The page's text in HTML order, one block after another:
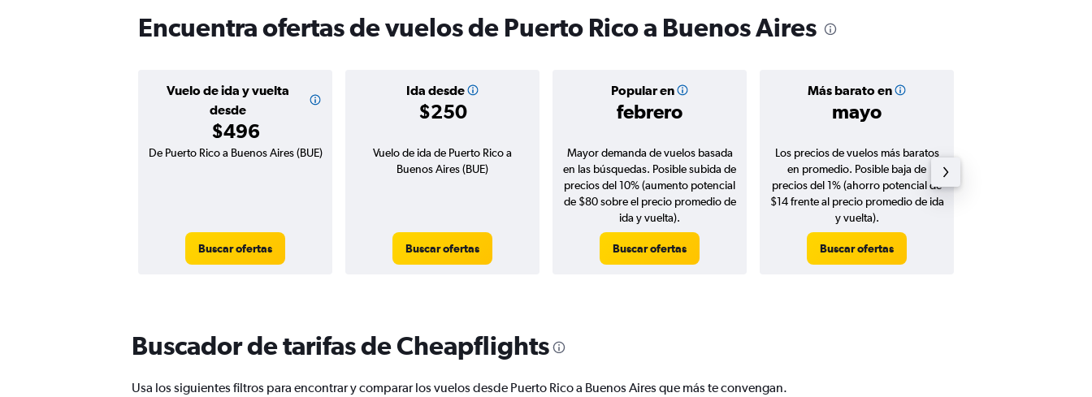
Encuentra ofertas de vuelos de Puerto Rico a Buenos Aires
Vuelo de ida y vuelta
desde
$496
Ida desde
$250
Popular en
febrero
Más barato en
mayo
De Puerto Rico a Buenos Aires (BUE)
Buscar ofertas
Vuelo de ida de Puerto Rico a
Buenos Aires (BUE)
Buscar ofertas
Mayor demanda de vuelos basada
en las búsquedas. Posible subida de
precios del 10% (aumento potencial
de $80 sobre el precio promedio de
ida y vuelta).
Buscar ofertas
Los precios de vuelos más baratos
en promedio. Posible baja de
precios del 1% (ahorro potencial de
$14 frente al precio promedio de ida
y vuelta).
Buscar ofertas
Buscador de tarifas de Cheapflights
Usa los siguientes filtros para encontrar y comparar los vuelos desde Puerto Rico a Buenos Aires que más te convengan.